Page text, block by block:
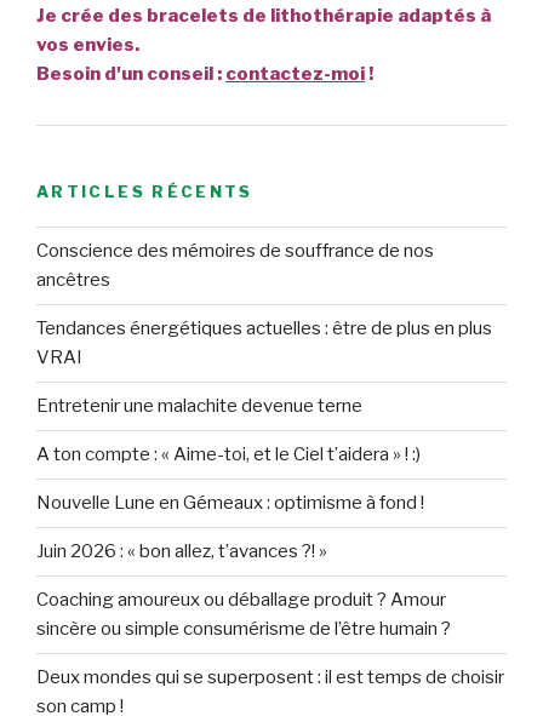
Je crée des bracelets de lithothérapie adaptés à
vos envies.
Besoin d'un conseil : contactez-moi!
ARTICLES RÉCENTS
Conscience des mémoires de souffrance de nos
ancêtres
Tendances énergétiques actuelles : être de plus en plus
VRAI
Entretenir une malachite devenue terne
A ton compte : « Aime-toi, et le Ciel t’aidera » ! :)
Nouvelle Lune en Gémeaux : optimisme à fond !
Juin 2026 : « bon allez, t’avances ?! »
Coaching amoureux ou déballage produit ? Amour
sincère ou simple consumérisme de l’être humain ?
Deux mondes qui se superposent : il est temps de choisir
son camp !